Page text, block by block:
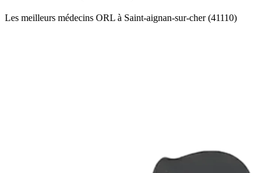
Les meilleurs médecins ORL à Saint-aignan-sur-cher (41110)